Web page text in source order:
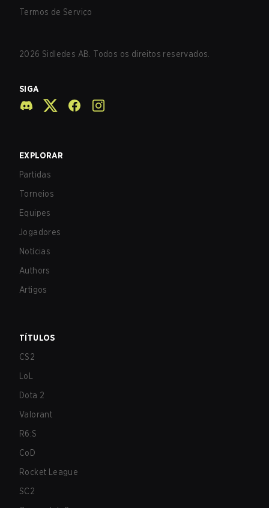
Termos de Serviço
2026 Sidledes AB. Todos os direitos reservados.
SIGA
EXPLORAR
Partidas
Torneios
Equipes
Jogadores
Notícias
Authors
Artigos
TÍTULOS
CS2
LoL
Dota 2
Valorant
R6:S
CoD
Rocket League
SC2